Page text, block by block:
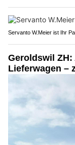
Servanto W.Meier ist Ihr
Geroldswil
Lieferwagen –